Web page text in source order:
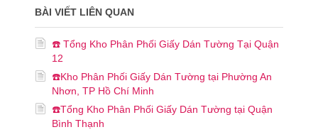
BÀI VIẾT LIÊN QUAN
☎️ Tổng Kho Phân Phối Giấy Dán Tường Tại Quận
12
☎️Kho Phân Phối Giấy Dán Tường tại Phường An
Nhơn, TP Hồ Chí Minh
☎️Tổng Kho Phân Phối Giấy Dán Tường tại Quận
Bình Thạnh